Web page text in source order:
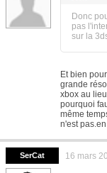
Donc
pas
sur la
Et bien
grande
xbox au
pourquoi
même
n'est
SerCat 16 mars